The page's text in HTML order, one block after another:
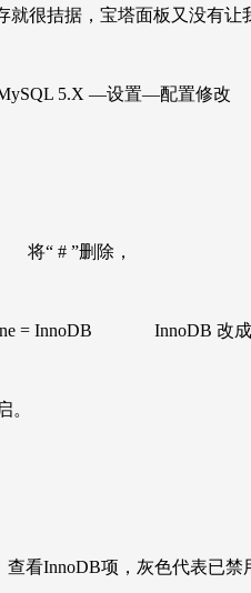
就很拮据，宝塔面板又没有让
5.X —设置—配置修改
将“ # ”删除，
= InnoDB InnoDB 改
。
看InnoDB项，灰色代表已禁